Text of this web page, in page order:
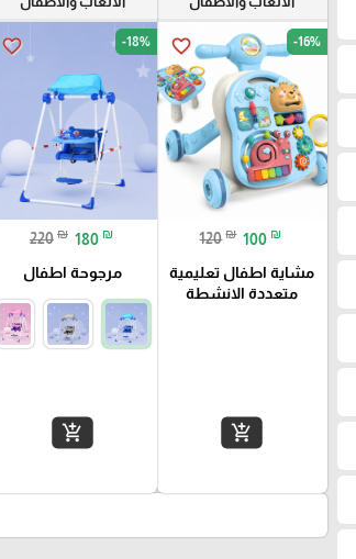
favorite_border -16%
120 ₪ 100 ₪
مشاية اطفال تعليمية
متعددة الانشطة
add_shopping_cart
favorite_border -18%
220 ₪ 180 ₪
مرجوحة اطفال
add_shopping_cart